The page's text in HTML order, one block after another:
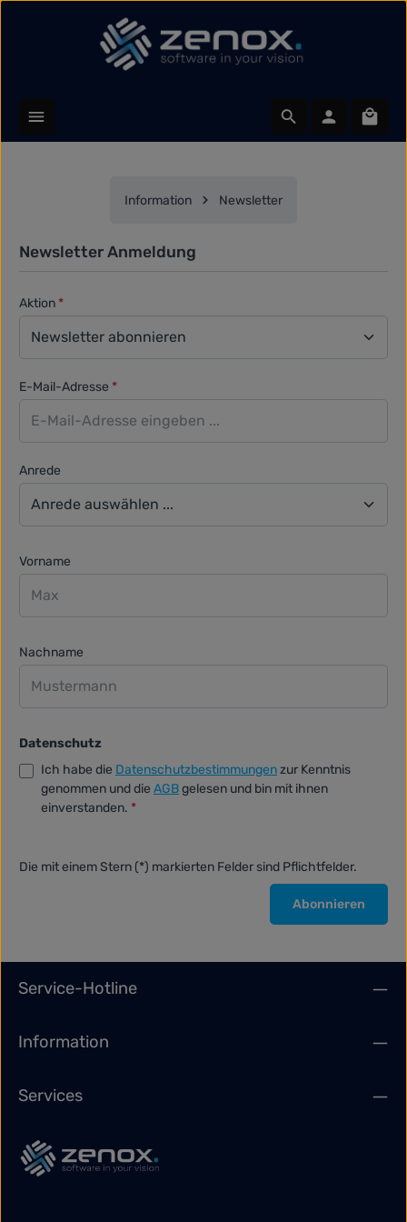
Zum Hauptinhalt springen
Information Newsletter
Newsletter Anmeldung
Aktion *
E-Mail-Adresse *
Anrede
Vorname
Nachname
Datenschutz
Ich habe die Datenschutzbestimmungenzur Kenntnis
genommen und die AGBgelesen und bin mit ihnen
einverstanden. *
Die mit einem Stern (*) markierten Felder sind Pflichtfelder.
Abonnieren
Service-Hotline
Information
Services